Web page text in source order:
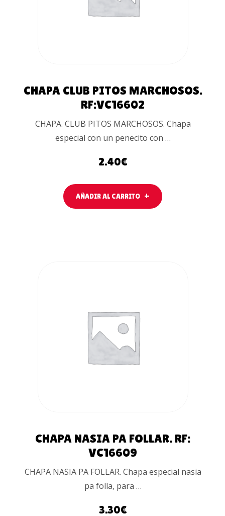
CHAPA CLUB PITOS MARCHOSOS.
RF:VC16602
CHAPA. CLUB PITOS MARCHOSOS. Chapa
especial con un penecito con …
2.40€
AÑADIR AL CARRITO
AÑADIR AL
CARRITO
CHAPA NASIA PA FOLLAR. RF:
VC16609
CHAPA NASIA PA FOLLAR. Chapa especial nasia
pa folla, para …
3.30€